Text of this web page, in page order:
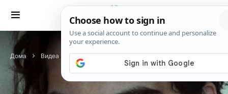
Дома Видеа Нов спот на Драги Иванов за “Навидум”